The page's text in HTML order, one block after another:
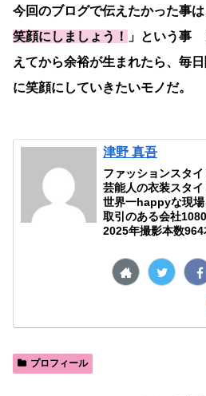
今回のブログで伝えたかった事は
笑顔にしましょう！
」という事
えてから余裕が生まれたら、毎
に笑顔にしていきたいモノだ。
津野 真吾
ファッションスタイ
芸能人の衣装スタ
世界一happyな現
取引のある会社
2025年撮影本数964
プロフィール